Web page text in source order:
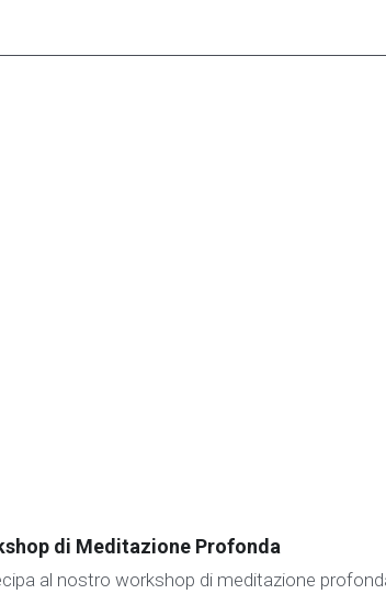
di Meditazione Profonda
al nostro workshop di meditazione